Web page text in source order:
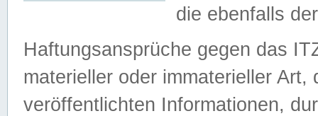
die ebenfalls
Haftungsansprüche gegen das
materieller oder immaterieller
veröffentlichten Informationen,